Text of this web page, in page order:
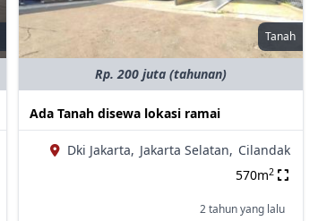
Tanah
Rp. 200 juta (tahunan)
Ada Tanah disewa lokasi ramai
Dki Jakarta, Jakarta Selatan, Cilandak
570m2
2 tahun yang lalu